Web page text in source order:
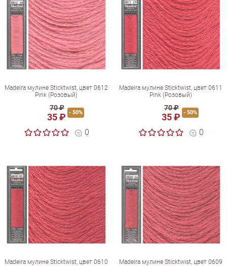
Madeira мулине Sticktwist, цвет 0612
Pink (Розовый)
70 ₽
35 ₽ - 50%
0
Madeira мулине Sticktwist, цвет 0611
Pink (Розовый)
70 ₽
35 ₽ - 50%
0
Madeira мулине Sticktwist, цвет 0610
Madeira мулине Sticktwist, цвет 0609